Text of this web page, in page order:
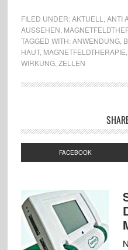
FILED UNDER:AKTUELL ANTI
AUSSEHEN
TAGGED WITH:ANWENDUNG,
HAUT, MAGNETFELDTHERAPIE
WIRKUNG, ZELLEN
FACEBOOK